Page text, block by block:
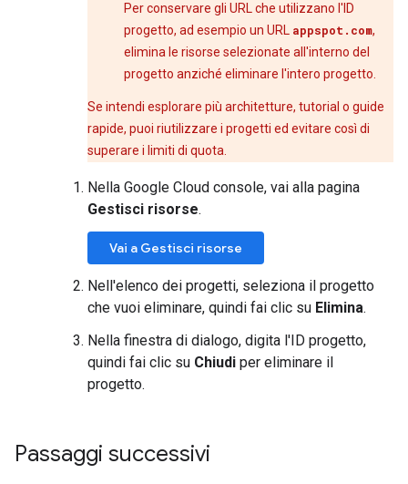
Per conservare gli URL che utilizzano l'ID
progetto, ad esempio un URL appspot.com,
elimina le risorse selezionate all'interno del
progetto anziché eliminare l'intero progetto.
Se intendi esplorare più architetture, tutorial o guide
rapide, puoi riutilizzare i progetti ed evitare così di
superare i limiti di quota.
Nella Google Cloud console, vai alla pagina
Gestisci risorse.
Vai a Gestisci risorse
Nell'elenco dei progetti, seleziona il progetto
che vuoi eliminare, quindi fai clic su Elimina.
Nella finestra di dialogo, digita l'ID progetto,
quindi fai clic su Chiudi per eliminare il
progetto.
Passaggi successivi